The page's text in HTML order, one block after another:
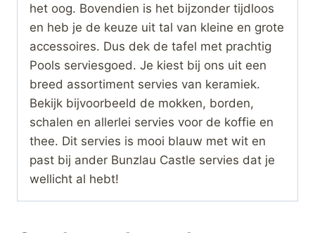
het oog. Bovendien is het bijzonder tijdloos
en heb je de keuze uit tal van kleine en grote
accessoires. Dus dek de tafel met prachtig
Pools serviesgoed. Je kiest bij ons uit een
breed assortiment servies van keramiek.
Bekijk bijvoorbeeld de mokken, borden,
schalen en allerlei servies voor de koffie en
thee. Dit servies is mooi blauw met wit en
past bij ander Bunzlau Castle servies dat je
wellicht al hebt!